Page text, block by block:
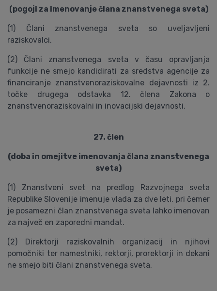
(pogoji za imenovanje člana znanstvenega sveta)
(1) Člani znanstvenega sveta so uveljavljeni
raziskovalci.
(2) Člani znanstvenega sveta v času opravljanja
funkcije ne smejo kandidirati za sredstva agencije za
financiranje znanstvenoraziskovalne dejavnosti iz 2.
točke drugega odstavka 12. člena Zakona o
znanstvenoraziskovalni in inovacijski dejavnosti.
27. člen
(doba in omejitve imenovanja člana znanstvenega
sveta)
(1) Znanstveni svet na predlog Razvojnega sveta
Republike Slovenije imenuje vlada za dve leti, pri čemer
je posamezni član znanstvenega sveta lahko imenovan
za največ en zaporedni mandat.
(2) Direktorji raziskovalnih organizacij in njihovi
pomočniki ter namestniki, rektorji, prorektorji in dekani
ne smejo biti člani znanstvenega sveta.